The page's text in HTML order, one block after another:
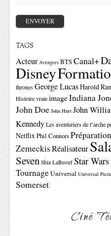
TAGS
Acteur Avengers BTSCanal+
Disney
thrones George LucasHarold
Histoire vraie imageIndiana
John Doe John Hurt John
Kennedy Les aventuriers de l’arche
NetflixPhil ConnorsPréparation
ZemeckisRéalisateur
Seven Shia LaBeouf Star Wars
TournageUniversal Universal
Somerset
Ciné